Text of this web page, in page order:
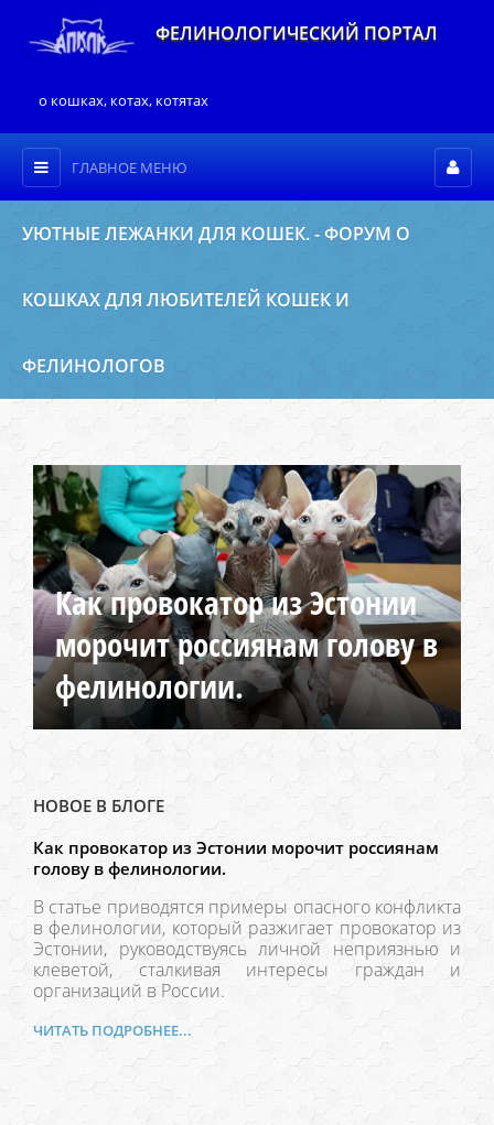
ФЕЛИНОЛОГИЧЕСКИЙ ПОРТАЛ
о кошках, котах, котятах
ГЛАВНОЕ МЕНЮ
УЮТНЫЕ ЛЕЖАНКИ ДЛЯ КОШЕК. - ФОРУМ О
КОШКАХ ДЛЯ ЛЮБИТЕЛЕЙ КОШЕК И
ФЕЛИНОЛОГОВ
Как провокатор из Эстонии
морочит россиянам голову в
фелинологии.
НОВОЕ В БЛОГЕ
Как провокатор из Эстонии морочит россиянам
голову в фелинологии.
В статье приводятся примеры опасного конфликта
в фелинологии, который разжигает провокатор из
Эстонии, руководствуясь личной неприязнью и
клеветой, сталкивая интересы граждан и
организаций в России.
ЧИТАТЬ ПОДРОБНЕЕ...